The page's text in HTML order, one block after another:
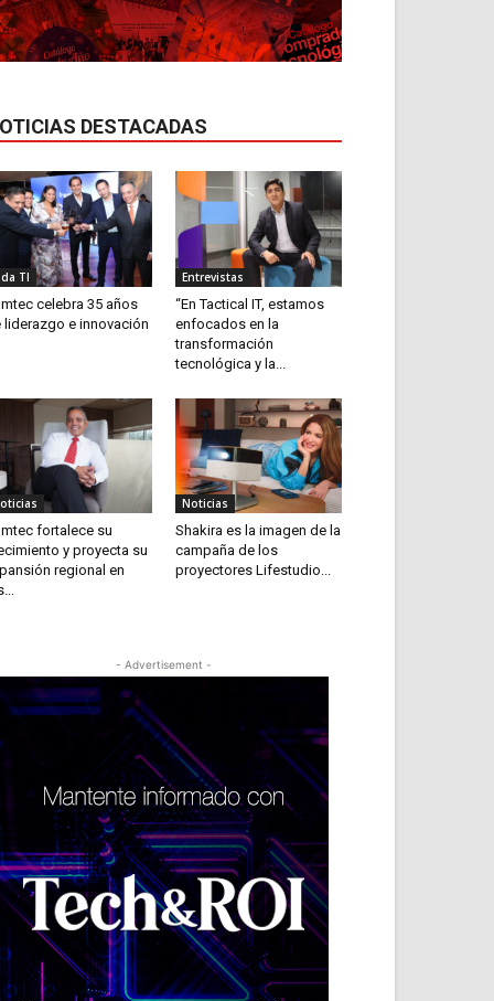
DESTACADAS
TI
celebra 35 años
liderazgo e innovación
Entrevistas
“En Tactical IT, estamos
enfocados en la
transformación
tecnológica y la...
fortalece su
y proyecta su
regional en
Noticias
Shakira es la imagen de la
campaña de los
proyectores Lifestudio...
- Advertisement -